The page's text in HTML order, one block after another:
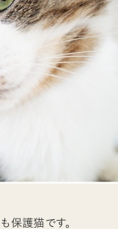
保護猫です。